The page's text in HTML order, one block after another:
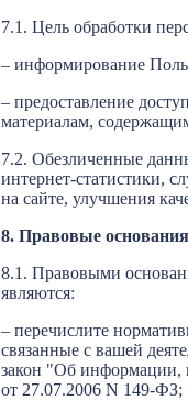
7.1. Цель обработки
– информирование
– предоставление
материалам,
7.2. Обезличенные
интернет-статистики,
на сайте, улучшения
8. Правовые
8.1. Правовыми
являются:
– перечислите
связанные с вашей
закон "Об информации,
от 27.07.2006 N 149-ФЗ;